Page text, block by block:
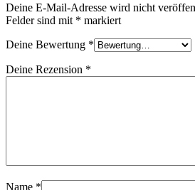
Deine E-Mail-Adresse wird nicht
Felder sind mit * markiert
Deine Bewertung *
Deine Rezension *
Name *